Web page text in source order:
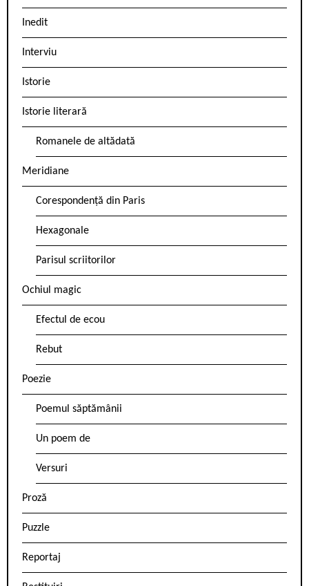
Inedit
Interviu
Istorie
Istorie literară
Romanele de altădată
Meridiane
Corespondență din Paris
Hexagonale
Parisul scriitorilor
Ochiul magic
Efectul de ecou
Rebut
Poezie
Poemul săptămânii
Un poem de
Versuri
Proză
Puzzle
Reportaj